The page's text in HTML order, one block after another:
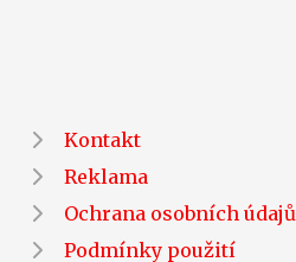
Kontakt
Reklama
Ochrana osobních údajů
Podmínky použití